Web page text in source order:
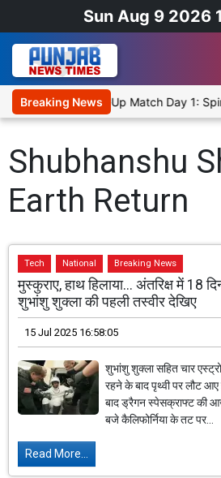
Sun Aug 9 2026
Breaking News
Cricket XI, Warm-Up Match Day 1:
Shubhanshu
Earth Return
Tech National Breaking News
मुस्कुराए, हाथ हिलाया... अंतरिक्ष में 18
शुभांशु शुक्ला की पहली तस्वीर देखिए
15 Jul 2025 16:58:05
शुभांशु शुक्ला सहित चार
रहने के बाद पृथ्वी पर लौट
बाद ड्रैगन स्पेसक्राफ्ट की
बजे कैलिफोर्निया के तट पर...
Read More...